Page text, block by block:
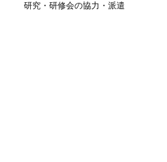
研究・研修会の協力・派遣